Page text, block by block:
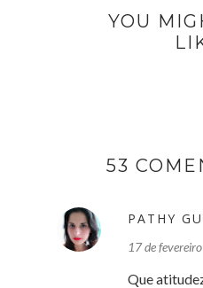
YOU
53
PATHY
17 de
Que